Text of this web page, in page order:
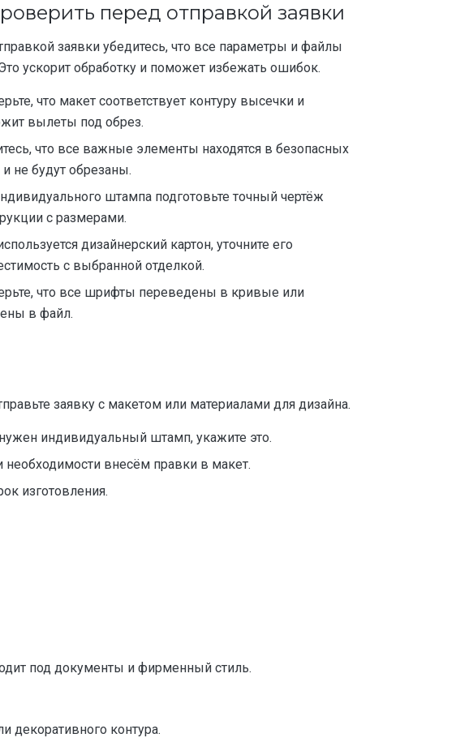
перед отправкой заявки
заявки убедитесь, что все параметры и файлы
ускорит обработку и поможет избежать ошибок.
что макет соответствует контуру высечки и
вылеты под обрез.
что все важные элементы находятся в безопасных
и не будут обрезаны.
штампа подготовьте точный чертёж
с размерами.
дизайнерский картон, уточните его
с выбранной отделкой.
что все шрифты переведены в кривые или
в файл.
заявку с макетом или материалами для дизайна.
индивидуальный штамп, укажите это.
внесём правки в макет.
изготовления.
под документы и фирменный стиль.
декоративного контура.